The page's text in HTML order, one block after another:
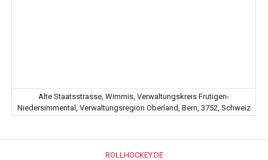
Alte Staatsstrasse, Wimmis, Verwaltungskreis Frutigen-
Niedersimmental, Verwaltungsregion Oberland, Bern, 3752, Schweiz
ROLLHOCKEY.DE